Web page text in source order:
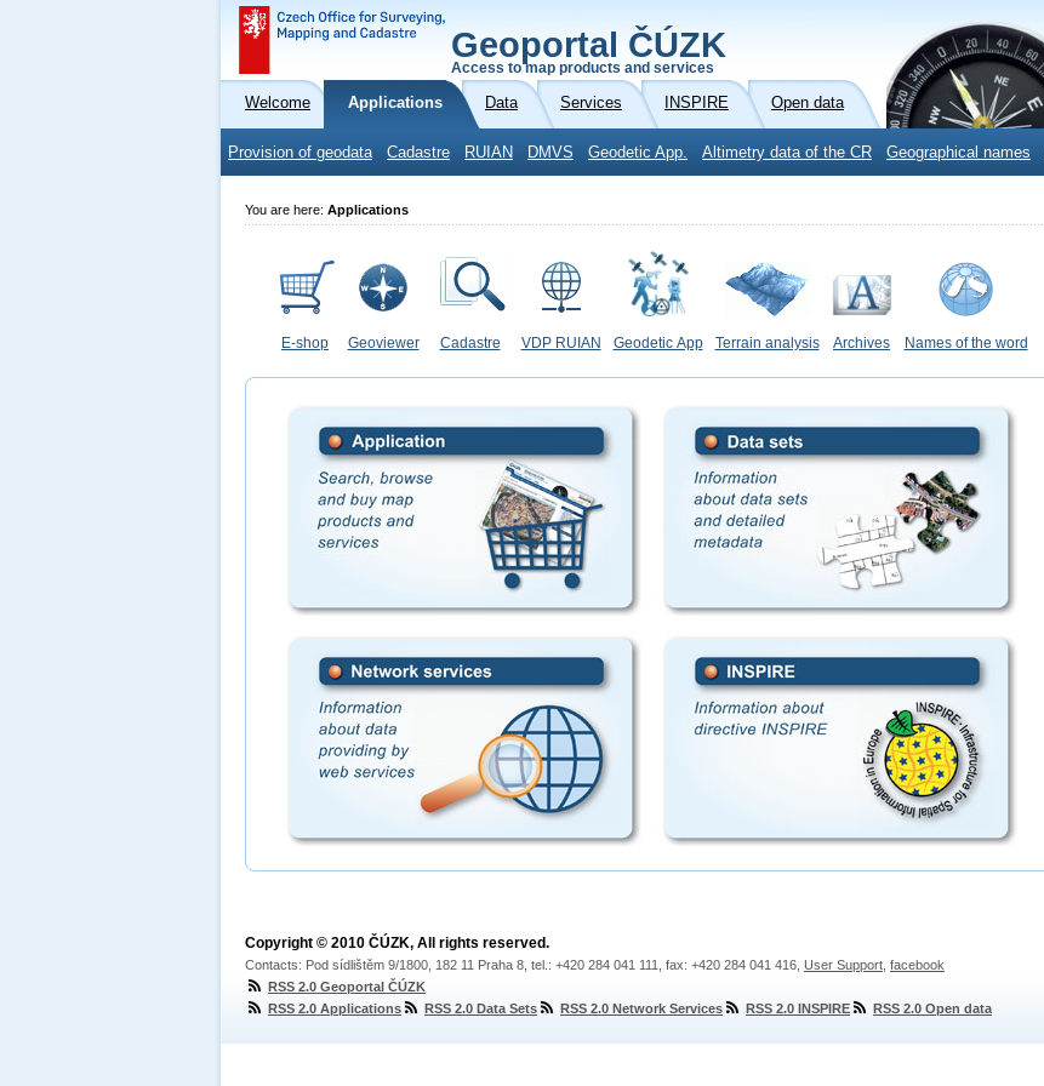
Geoportal ČÚZK
Access to map products and services
Welcome Applications Data Services INSPIRE Open data
Provision of geodata Cadastre RUIAN DMVS Geodetic App. Altimetry data of the CR Geographical names
You are here: Applications
E-shop Geoviewer Cadastre VDP RUIAN Geodetic App Terrain analysis Archives Names of the word
Copyright © 2010 ČÚZK, All rights reserved.
Contacts: Pod sídlištěm 9/1800, 182 11 Praha 8, tel.: +420 284 041 111, fax: +420 284 041 416, User Support facebook
RSS 2.0 Geoportal ČÚZK
RSS 2.0 Applications
RSS 2.0 Data Sets RSS 2.0 Network Services RSS 2.0 INSPIRE RSS 2.0 Open data